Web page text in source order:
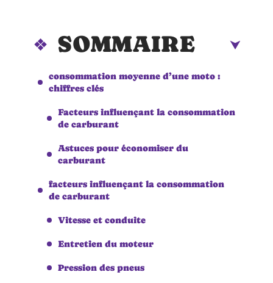
SOMMAIRE
consommation moyenne d’une moto :
chiffres clés
Facteurs influençant la consommation
de carburant
Astuces pour économiser du
carburant
facteurs influençant la consommation
de carburant
Vitesse et conduite
Entretien du moteur
Pression des pneus